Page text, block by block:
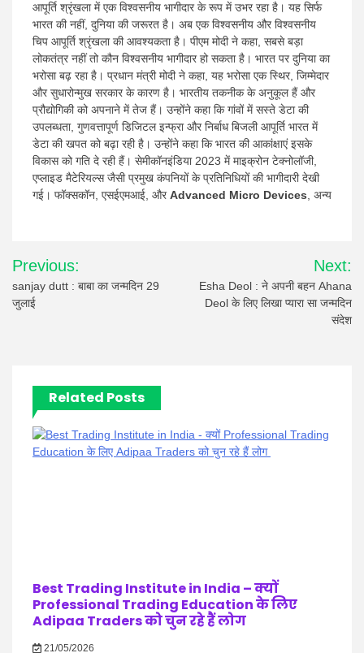
आपूर्ति श्रृंखला में एक विश्वसनीय भागीदार के रूप में उभर रहा है। यह सिर्फ
भारत की नहीं, दुनिया की जरूरत है। अब एक विश्वसनीय और विश्वसनीय
चिप आपूर्ति श्रृंखला की आवश्यकता है। पीएम मोदी ने कहा, सबसे बड़ा
लोकतंत्र नहीं तो कौन विश्वसनीय भागीदार हो सकता है। भारत पर दुनिया का
भरोसा बढ़ रहा है। प्रधान मंत्री मोदी ने कहा, यह भरोसा एक स्थिर, जिम्मेदार
और सुधारोन्मुख सरकार के कारण है। भारतीय तकनीक के अनुकूल हैं और
प्रौद्योगिकी को अपनाने में तेज हैं। उन्होंने कहा कि गांवों में सस्ते डेटा की
उपलब्धता, गुणवत्तापूर्ण डिजिटल इन्फ्रा और निर्बाध बिजली आपूर्ति भारत में
डेटा की खपत को बढ़ा रही है। उन्होंने कहा कि भारत की आकांक्षाएं इसके
विकास को गति दे रही हैं। सेमीकॉनइंडिया 2023 में माइक्रोन टेक्नोलॉजी,
एप्लाइड मैटेरियल्स जैसी प्रमुख कंपनियों के प्रतिनिधियों की भागीदारी देखी
गई। फॉक्सकॉन, एसईएमआई, औरAdvanced Micro Devices , अन्य
Post
navigation
Previous:
sanjay dutt : बाबा का जन्मदिन 29
जुलाई
Next:
Esha Deol : ने अपनी बहन Ahana
Deol के लिए लिखा प्यारा सा जन्मदिन
संदेश
Related Posts
Best Trading Institute in India – क्यों
Professional Trading Education के लिए
Adipaa Traders को चुन रहे हैं लोग
21/05/2026